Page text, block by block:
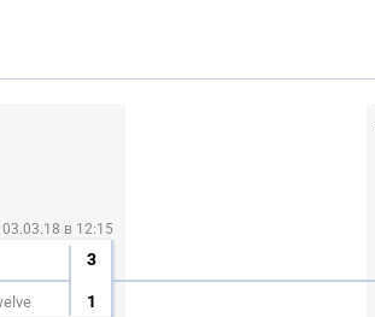
03.03.18 в 12:15
3
1